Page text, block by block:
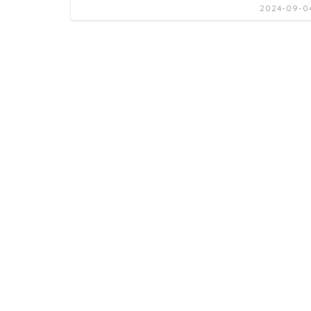
2024-09-